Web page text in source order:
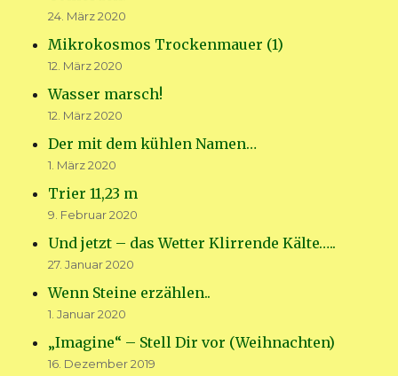
24. März 2020
Mikrokosmos Trockenmauer (1)
12. März 2020
Wasser marsch!
12. März 2020
Der mit dem kühlen Namen…
1. März 2020
Trier 11,23 m
9. Februar 2020
Und jetzt – das Wetter Klirrende Kälte…..
27. Januar 2020
Wenn Steine erzählen..
1. Januar 2020
„Imagine“ – Stell Dir vor (Weihnachten)
16. Dezember 2019